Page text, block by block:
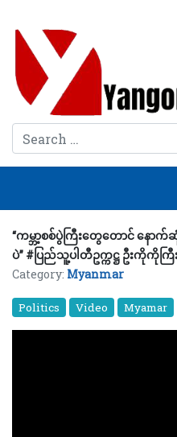
Search
“ကမ္ဘာ့စစ်ပွဲကြီးတွေတောင် နော
ပဲ” #ပြည်သူ့ပါတီဥက္ကဋ္ဌ ဦးကိုကိုကြီး
Category: Myanmar
Politics Video Myamar